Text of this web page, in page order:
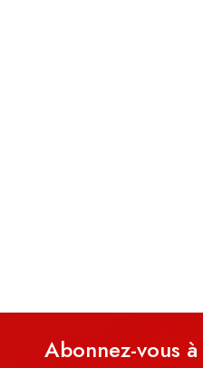
Abonnez-vous